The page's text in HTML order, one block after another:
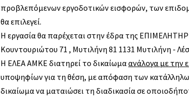
προβλεπόμενων εργοδοτικών εισφορών, των
θα επιλεγεί.
Η εργασία θα παρέχεται στην έδρα της
Κουντουριώτου 71 , Μυτιλήνη 81 1131 Μυτιλήνη -
Η ΕΛΕΑ ΑΜΚΕ διατηρεί το δικαίωμαανάλογα με την
υποψηφίων για τη θέση, με απόφαση των
δικαίωμα να ματαιώσει τη διαδικασία σε